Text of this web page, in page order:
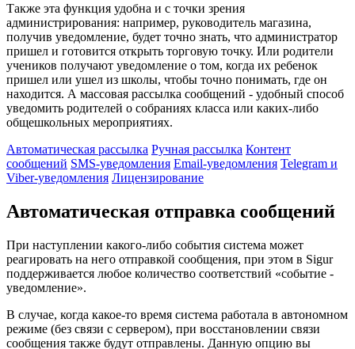
Также эта функция удобна и с точки зрения
администрирования: например, руководитель магазина,
получив уведомление, будет точно знать, что администратор
пришел и готовится открыть торговую точку. Или родители
учеников получают уведомление о том, когда их ребенок
пришел или ушел из школы, чтобы точно понимать, где он
находится. А массовая рассылка сообщений - удобный способ
уведомить родителей о собраниях класса или каких-либо
общешкольных мероприятиях.
Автоматическая рассылка Ручная рассылка Контент
сообщений SMS-уведомления Email-уведомления Telegram и
Viber-уведомления Лицензирование
Автоматическая отправка сообщений
При наступлении какого-либо события система может
реагировать на него отправкой сообщения, при этом в Sigur
поддерживается любое количество соответствий «событие -
уведомление».
В случае, когда какое-то время система работала в автономном
режиме (без связи с сервером), при восстановлении связи
сообщения также будут отправлены. Данную опцию вы